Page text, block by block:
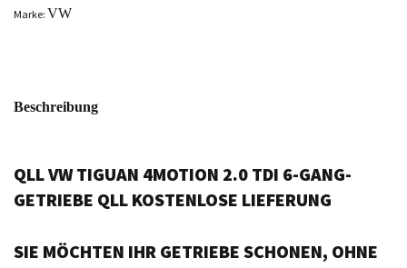
Marke: VW
Beschreibung
QLL VW TIGUAN 4MOTION 2.0 TDI 6-GANG-
GETRIEBE QLL KOSTENLOSE LIEFERUNG
SIE MÖCHTEN IHR GETRIEBE SCHONEN, OHNE